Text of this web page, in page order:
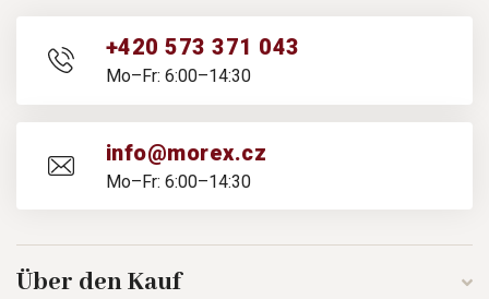
+420 573 371 043
Mo–Fr: 6:00–14:30
info@morex.cz
Mo–Fr: 6:00–14:30
Über den Kauf